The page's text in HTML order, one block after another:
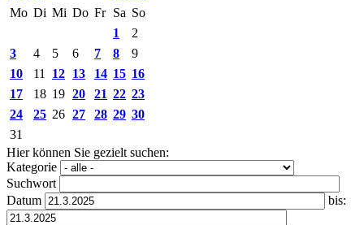
Mo Di Mi Do Fr Sa So
1
2
3
4 5 6 7 8
9
10
11 12 13 14 15 16
17
18 19 20 21 22 23
24
25 26 27 28 29 30
31
Hier können Sie gezielt suchen:
Kategorie
Suchwort
Datum
bis: